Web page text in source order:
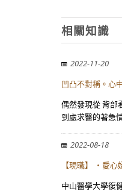
相關知識
2022-11-20
凹凸不對稱。心
偶然發現從 背部
到處求醫的著急
2022-08-18
【現職】 ・愛
中山醫學大學復